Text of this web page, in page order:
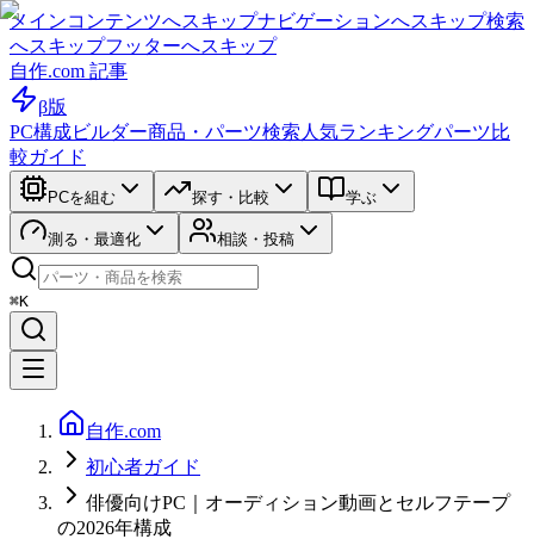
メインコンテンツへスキップナビゲーションへスキップ検索
へスキップフッターへスキップ
自作.com 記事
β版
PC構成ビルダー商品・パーツ検索 人気ランキングパーツ比
較ガイド
PCを組む 探す・比較 学ぶ
測る・最適化 相談・投稿
⌘K
自作.com
初心者ガイド
俳優向けPC｜オーディション動画とセルフテープ
の2026年構成